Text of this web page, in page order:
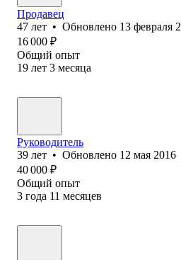
Продавец
47 лет • Обновлено 13 февраля
16 000 ₽
Общий опыт
19 лет 3 месяца
Руководитель
39 лет • Обновлено 12 мая 2016
40 000 ₽
Общий опыт
3 года 11 месяцев